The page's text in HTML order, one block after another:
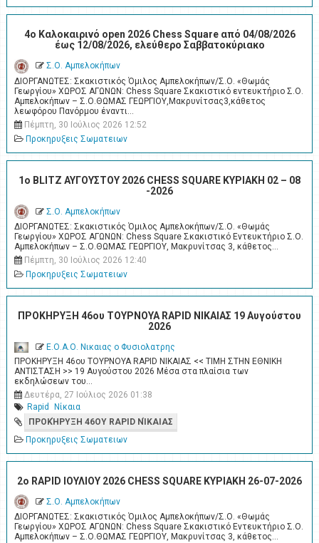
4o Καλοκαιρινό open 2026 Chess Square από 04/08/2026
έως 12/08/2026, ελεύθερο Σαββατοκύριακο
Σ.Ο. Αμπελοκήπων
ΔΙΟΡΓΑΝΩΤΕΣ: Σκακιστικός Όμιλος Αμπελοκήπων/Σ.Ο. «Θωμάς
Γεωργίου» ΧΩΡΟΣ ΑΓΩΝΩΝ: Chess Square Σκακιστικό εντευκτήριο Σ.Ο.
Αμπελοκήπων – Σ.Ο.ΘΩΜΑΣ ΓΕΩΡΓΙΟΥ,Μακρυνίτσας3,κάθετος
λεωφόρου Πανόρμου έναντι…
Πέμπτη, 30 Ιούλιος 2026 12:52
Προκηρυξεις Σωματειων
1ο BLITZ ΑΥΓΟΥΣΤΟΥ 2026 CHESS SQUARE ΚΥΡΙΑΚΗ 02 – 08
-2026
Σ.Ο. Αμπελοκήπων
ΔΙΟΡΓΑΝΩΤΕΣ: Σκακιστικός Όμιλος Αμπελοκήπων/Σ.Ο. «Θωμάς
Γεωργίου» ΧΩΡΟΣ ΑΓΩΝΩΝ: Chess Square Σκακιστικό Εντευκτήριο Σ.Ο.
Αμπελοκήπων – Σ.Ο.ΘΩΜΑΣ ΓΕΩΡΓΙΟΥ, Μακρυνίτσας 3, κάθετος…
Πέμπτη, 30 Ιούλιος 2026 12:40
Προκηρυξεις Σωματειων
ΠΡΟΚΗΡΥΞΗ 46ου ΤΟΥΡΝΟΥΑ RAPID ΝΙΚΑΙΑΣ 19 Αυγούστου
2026
Ε.Ο.Α.Ο. Νικαιας ο Φυσιολατρης
ΠΡΟΚΗΡΥΞΗ 46ου ΤΟΥΡΝΟΥΑ RAPID ΝΙΚΑΙΑΣ << ΤΙΜΗ ΣΤΗΝ ΕΘΝΙΚΗ
ΑΝΤΙΣΤΑΣΗ >> 19 Αυγούστου 2026 Μέσα στα πλαίσια των
εκδηλώσεων του…
Δευτέρα, 27 Ιούλιος 2026 01:38
Rapid
Νίκαια
ΠΡΟΚΉΡΥΞΗ 46ΟΥ RAPID ΝΊΚΑΙΑΣ
Προκηρυξεις Σωματειων
2o RAPID ΙΟΥΛΙΟΥ 2026 CHESS SQUARE ΚΥΡΙΑΚΗ 26-07-2026
Σ.Ο. Αμπελοκήπων
ΔΙΟΡΓΑΝΩΤΕΣ: Σκακιστικός Όμιλος Αμπελοκήπων/Σ.Ο. «Θωμάς
Γεωργίου» ΧΩΡΟΣ ΑΓΩΝΩΝ: Chess Square Σκακιστικό Εντευκτήριο Σ.Ο.
Αμπελοκήπων – Σ.Ο.ΘΩΜΑΣ ΓΕΩΡΓΙΟΥ, Μακρυνίτσας 3, κάθετος…